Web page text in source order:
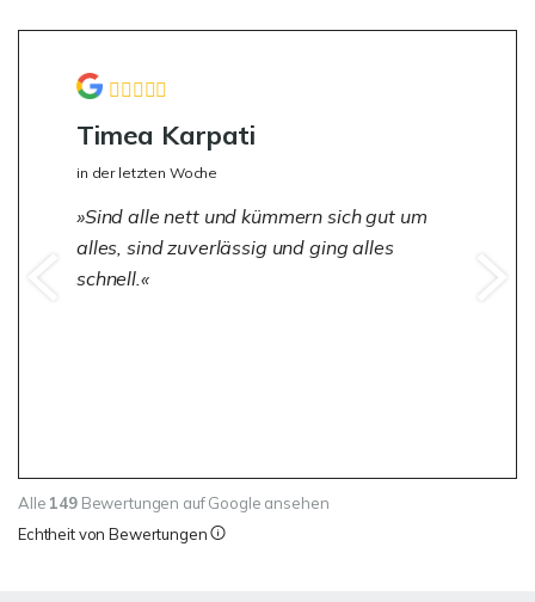
Timea Karpati
in der letzten Woche
Sind alle nett und kümmern sich gut um
alles, sind zuverlässig und ging alles
schnell.
Alle 149Bewertungen auf Google ansehen
Echtheit von Bewertungen